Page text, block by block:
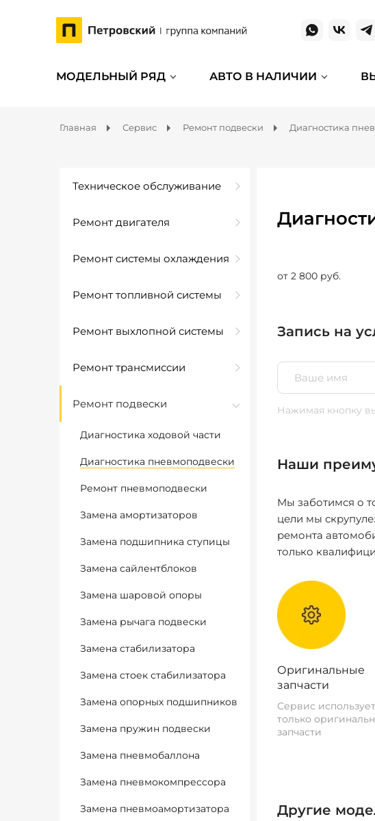
МОДЕЛЬНЫЙ РЯД АВТО В НАЛИЧИИ
Главная Сервис Ремонт подвески Диагностика
Техническое обслуживание
Ремонт двигателя
Ремонт системы охлаждения
Ремонт топливной системы
Ремонт выхлопной системы
Ремонт трансмиссии
Ремонт подвески
Диагностика ходовой части
Диагностика пневмоподвески
Ремонт пневмоподвески
Замена амортизаторов
Замена подшипника ступицы
Замена сайлентблоков
Замена шаровой опоры
Замена рычага подвески
Замена стабилизатора
Замена стоек стабилизатора
Замена опорных подшипников
Замена пружин подвески
Замена пневмобаллона
Замена пневмокомпрессора
Замена пневмоамортизатора
от 2 800 руб.
Запись на
Нажимая кнопку
Наши
Мы заботимся о
цели мы
ремонта
только
Оригинальные
запчасти
Сервис использует
только
запчасти
Другие